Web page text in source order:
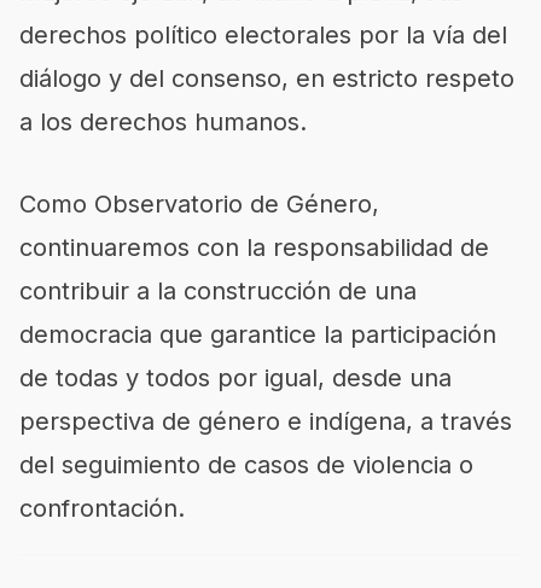
derechos político electorales por la vía del
diálogo y del consenso, en estricto respeto
a los derechos humanos.
Como Observatorio de Género,
continuaremos con la responsabilidad de
contribuir a la construcción de una
democracia que garantice la participación
de todas y todos por igual, desde una
perspectiva de género e indígena, a través
del seguimiento de casos de violencia o
confrontación.